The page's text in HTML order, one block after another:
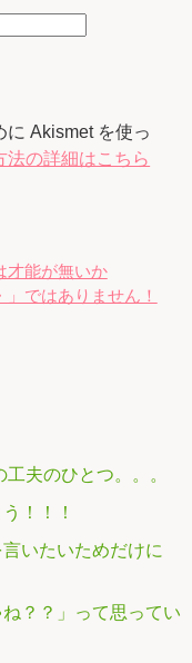
に Akismet を使っ
法の詳細はこちら
才能が無いか
」ではありません！
夫のひとつ。。。
！！！
いたいためだけに
？？」って思ってい